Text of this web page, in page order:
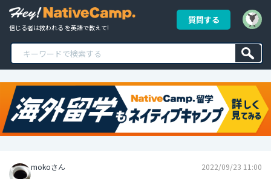
信じる者は救われる を英語で教えて!
質問する
mokoさん 2022/09/23 11:00